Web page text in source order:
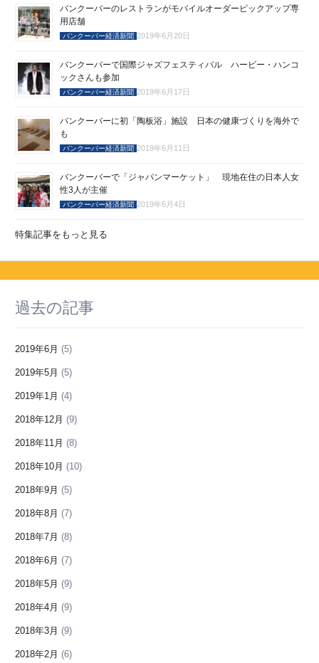
バンクーバーのレストランがモバイルオーダーピックアップ専
用店舗
バンクーバー経済新聞 2019年6月20日
バンクーバーで国際ジャズフェスティバル ハービー・ハンコ
ックさんも参加
バンクーバー経済新聞 2019年6月17日
バンクーバーに初「陶板浴」施設 日本の健康づくりを海外で
も
バンクーバー経済新聞 2019年6月11日
バンクーバーで「ジャパンマーケット」 現地在住の日本人女
性3人が主催
バンクーバー経済新聞 2019年6月4日
特集記事をもっと見る
過去の記事
2019年6月 (5)
2019年5月 (5)
2019年1月 (4)
2018年12月 (9)
2018年11月 (8)
2018年10月 (10)
2018年9月 (5)
2018年8月 (7)
2018年7月 (8)
2018年6月 (7)
2018年5月 (9)
2018年4月 (9)
2018年3月 (9)
2018年2月 (6)